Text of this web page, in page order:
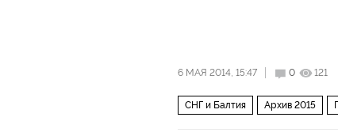
6 МАЯ 2014, 15:47 0 121
СНГ и Балтия Архив 2015